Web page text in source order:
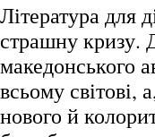
Література для
страшну кризу.
македонського
всьому світові,
нового й